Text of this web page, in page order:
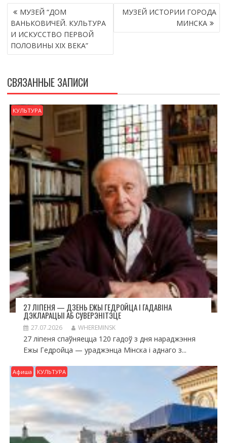
НАВИГАЦИЯ
ПО
ЗАПИСЯМ
МУЗЕЙ “ДОМ
ВАНЬКОВИЧЕЙ. КУЛЬТУРА
И ИСКУССТВО ПЕРВОЙ
ПОЛОВИНЫ XIX ВЕКА”
МУЗЕЙ ИСТОРИИ ГОРОДА
МИНСКА
СВЯЗАННЫЕ ЗАПИСИ
КУЛЬТУРА
27 ЛІПЕНЯ — ДЗЕНЬ ЕЖЫ ГЕДРОЙЦА І ГАДАВІНА
ДЭКЛАРАЦЫІ АБ СУВЕРЭНІТЭЦЕ
27.07.2026 WHEREMINSK
27 ліпеня спаўняецца 120 гадоў з дня нараджэння
Ежы Гедройца — ураджэнца Мінска і аднаго з...
Афиша КУЛЬТУРА